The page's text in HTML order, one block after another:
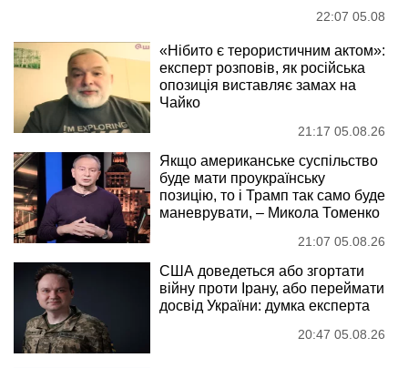
22:07 05.08
«Нібито є терористичним актом»:
експерт розповів, як російська
опозиція виставляє замах на
Чайко
21:17 05.08.26
Якщо американське суспільство
буде мати проукраїнську
позицію, то і Трамп так само буде
маневрувати, – Микола Томенко
21:07 05.08.26
США доведеться або згортати
війну проти Ірану, або переймати
досвід України: думка експерта
20:47 05.08.26